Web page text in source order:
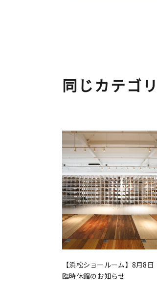
同じカテゴ
【浜松ショールーム】8月8日
臨時休館のお知らせ